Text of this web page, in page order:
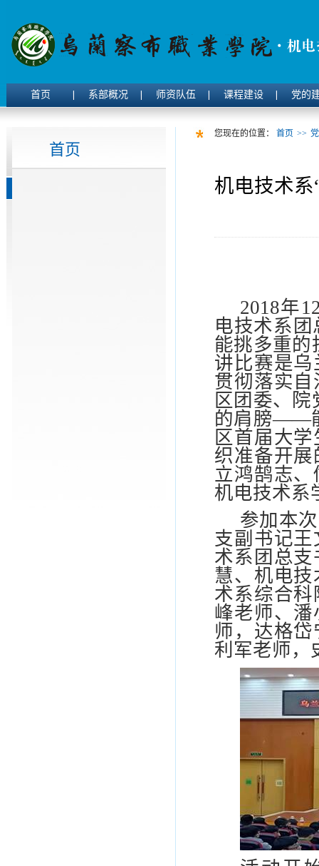
首页 系部概况 师资队伍 课程建设 党的
首页
您现在的位置： 首页 >>
机电技术
2018年
电技术系
能挑多重的
讲比赛是
贯彻落实
区团委、
的肩膀——
区首届大
织准备开
立鸿鹄志
机电技术系
参加本
支副书记
术系团总
慧、机电
术系综合
峰老师、
师，达格
利军老师，